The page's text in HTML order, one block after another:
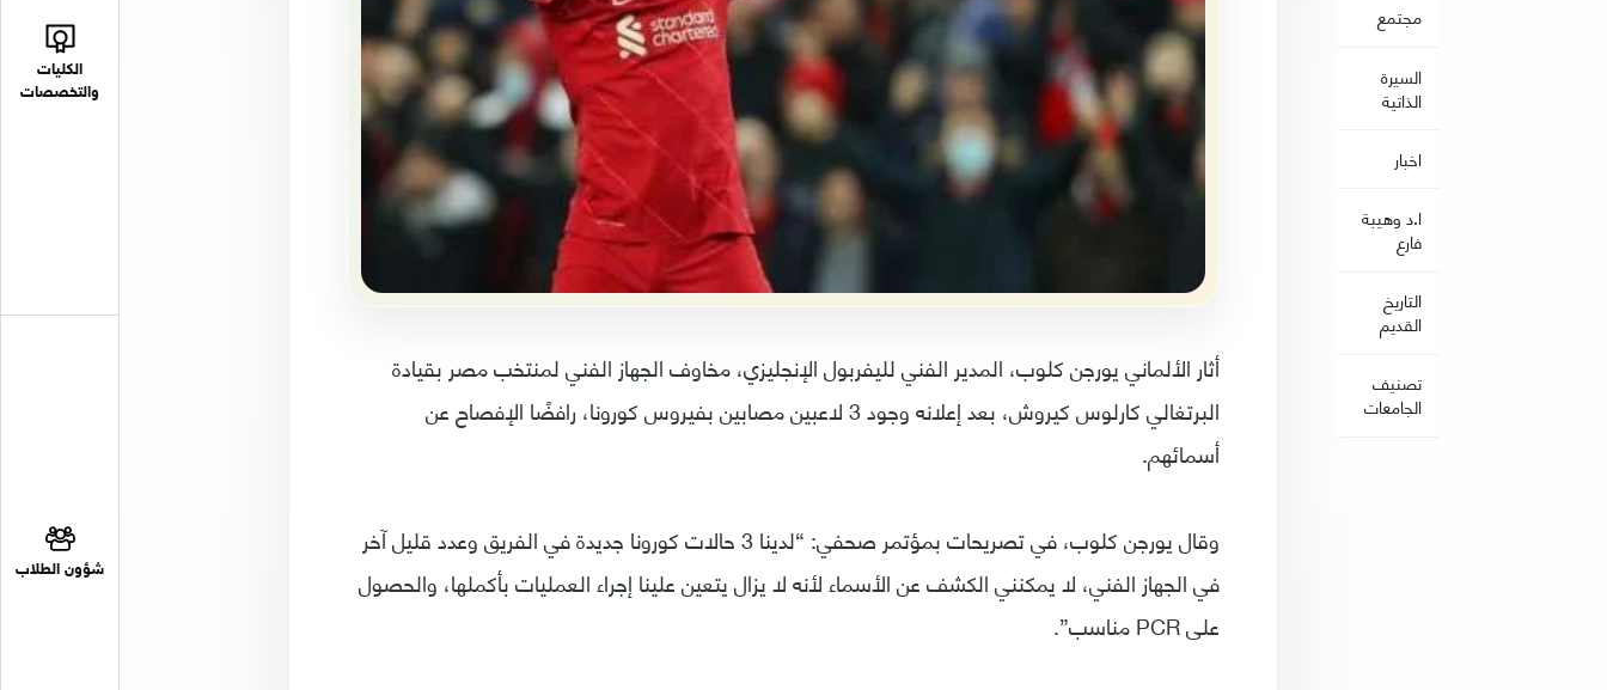
الكليات
والتخصصات
شؤون الطلاب
مجتمع
السيرة
الذاتية
اخبار
ا.د وهيبة
فارع
التاريخ
القديم
تصنيف
الجامعات
أثار الألماني يورجن كلوب، المدير الفني لليفربول الإنجليزي، مخاوف الجهاز الفني لمنتخب مصر بقيادة
البرتغالي كارلوس كيروش، بعد إعلانه وجود 3 لاعبين مصابين بفيروس كورونا، رافضًا الإفصاح عن
أسمائهم.
وقال يورجن كلوب، في تصريحات بمؤتمر صحفي: “لدينا 3 حالات كورونا جديدة في الفريق وعدد قليل آخر
في الجهاز الفني، لا يمكنني الكشف عن الأسماء لأنه لا يزال يتعين علينا إجراء العمليات بأكملها، والحصول
على PCR مناسب”.